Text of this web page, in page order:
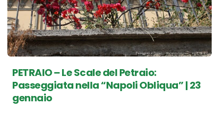
PETRAIO – Le Scale del Petraio:
Passeggiata nella “Napoli Obliqua” | 23
gennaio